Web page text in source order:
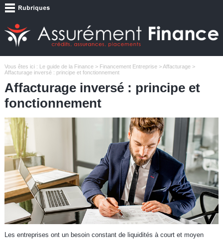
Vous êtes ici : Le guide de la Finance> Financement Entreprise>Affacturage>
Affacturage inversé : principe et fonctionnement
Affacturage inversé : principe et
fonctionnement
Les entreprises ont un besoin constant de liquidités à court et moyen